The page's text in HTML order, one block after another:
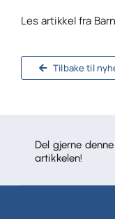
Les artikkel fra
Tilbake til
Del gjerne denne
artikkelen!